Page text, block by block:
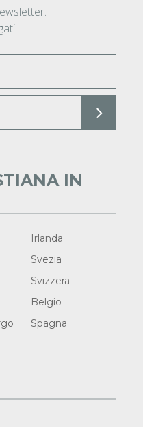
IN
Irlanda
Svezia
Svizzera
Belgio
Spagna